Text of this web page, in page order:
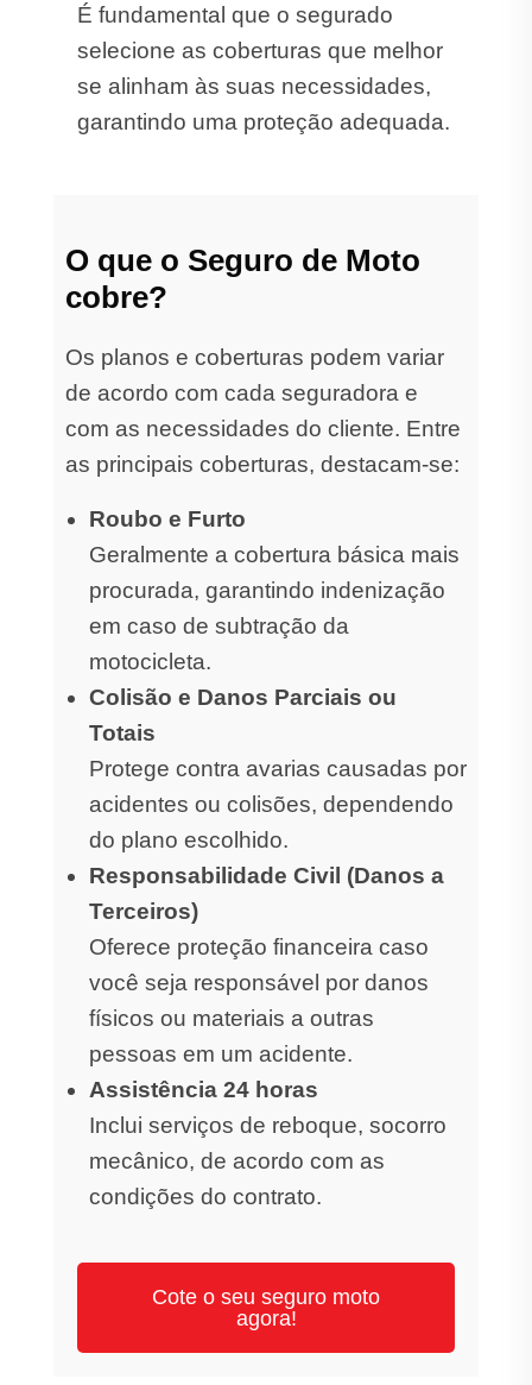
É fundamental que o segurado
selecione as coberturas que melhor
se alinham às suas necessidades,
garantindo uma proteção adequada.
O que o Seguro de Moto
cobre?
Os planos e coberturas podem variar
de acordo com cada seguradora e
com as necessidades do cliente. Entre
as principais coberturas, destacam-se:
Roubo e Furto
Geralmente a cobertura básica mais
procurada, garantindo indenização
em caso de subtração da
motocicleta.
Colisão e Danos Parciais ou
Totais
Protege contra avarias causadas por
acidentes ou colisões, dependendo
do plano escolhido.
Responsabilidade Civil (Danos a
Terceiros)
Oferece proteção financeira caso
você seja responsável por danos
físicos ou materiais a outras
pessoas em um acidente.
Assistência 24 horas
Inclui serviços de reboque, socorro
mecânico, de acordo com as
condições do contrato.
Cote o seu seguro moto
agora!